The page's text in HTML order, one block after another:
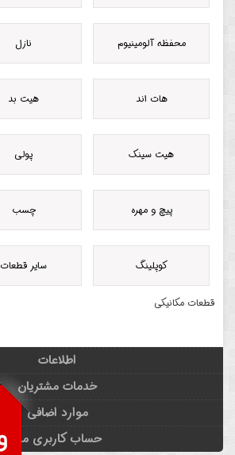
محفظه آلومینیوم نازل
هات اند هیت بد
هیت سینک پولی
پیچ و مهره چسب
کوپلینگ سایر قطعات
قطعات مکانیکی
اطلاعات
خدمات مشتریان
موارد اضافی
حساب کاربری من